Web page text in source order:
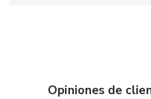
Opiniones de